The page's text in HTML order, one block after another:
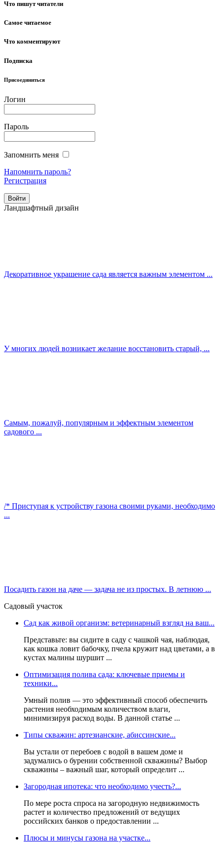
Что пишут читатели
Самое читаемое
Что комментируют
Подписка
Присоединиться
Логин
Пароль
Запомнить меня
Напомнить пароль?
Регистрация
Ландшафтный дизайн
Декоративное украшение сада является важным элементом ...
У многих людей возникает желание восстановить старый, ...
Самым, пожалуй, популярным и эффектным элементом
садового ...
/* Приступая к устройству газона своими руками, необходимо
...
Посадить газон на даче — задача не из простых. В летнюю ...
Садовый участок
Сад как живой организм: ветеринарный взгляд на ваш...
Представьте: вы сидите в саду с чашкой чая, наблюдая,
как кошка ловит бабочку, пчела кружит над цветами, а в
кустах малины шуршит ...
Оптимизация полива сада: ключевые приемы и
техники...
Умный полив — это эффективный способ обеспечить
растения необходимым количеством влаги,
минимизируя расход воды. В данной статье ...
Типы скважин: артезианские, абиссинские...
Вы устали от перебоев с водой в вашем доме и
задумались о бурении собственной скважины? Выбор
скважины – важный шаг, который определит ...
Загородная ипотека: что необходимо учесть?...
По мере роста спроса на загородную недвижимость
растет и количество предложений от ведущих
российских банков о предоставлении ...
Плюсы и минусы газона на участке...